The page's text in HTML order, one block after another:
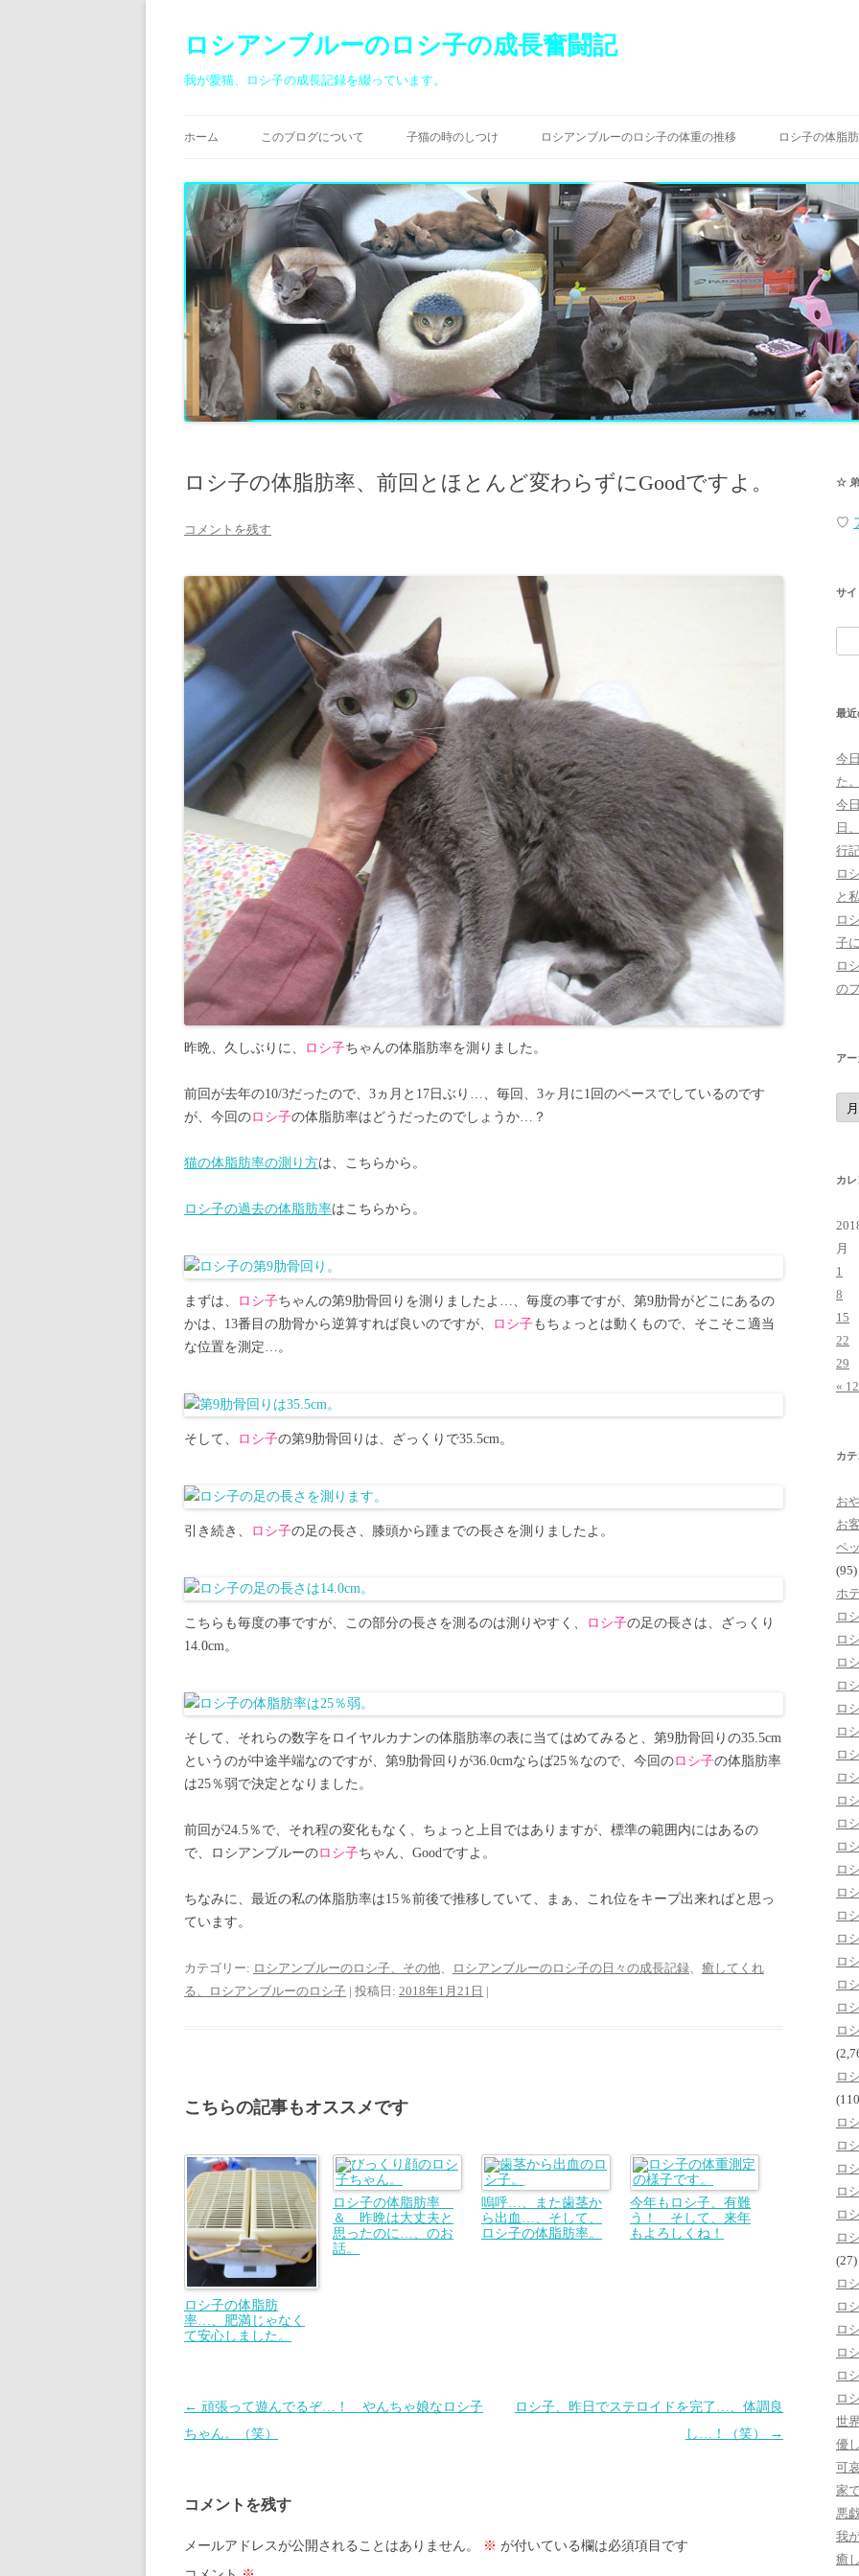
ロシアンブルーのロシ子の成長奮闘記
我が愛猫、ロシ子の成長記録を綴っています。
ン
へ
ス
キ
ッ
プ
ホーム このブログについて 子猫の時のしつけ ロシアンブルーのロシ子の体重の推移 ロシ子の体脂
ロシ子の体脂肪率、前回とほとんど変わらずにGoodですよ。
コメントを残す
昨晩、久しぶりに、 ロシ子ちゃんの体脂肪率を測りました。
前回が去年の10/3だったので、3ヵ月と17日ぶり…、毎回、3ヶ月に1回のペースでしているのです
が、今回のロシ子の体脂肪率はどうだったのでしょうか…？
猫の体脂肪率の測り方は、こちらから。
ロシ子の過去の体脂肪率はこちらから。
まずは、 ロシ子ちゃんの第9肋骨回りを測りましたよ…、毎度の事ですが、第9肋骨がどこにあるの
かは、13番目の肋骨から逆算すれば良いのですが、
ロシ子もちょっとは動くもので、そこそこ適当
な位置を測定…。
そして、 ロシ子の第9肋骨回りは、ざっくりで35.5cm。
引き続き、 ロシ子の足の長さ、膝頭から踵までの長さを測りましたよ。
こちらも毎度の事ですが、この部分の長さを測るのは測りやすく、 ロシ子の足の長さは、ざっくり
14.0cm。
そして、それらの数字をロイヤルカナンの体脂肪率の表に当てはめてみると、第9肋骨回りの35.5cm
というのが中途半端なのですが、第9肋骨回りが36.0cmならば25％なので、今回のロシ子の体脂肪率
は25％弱で決定となりました。
前回が24.5％で、それ程の変化もなく、ちょっと上目ではありますが、標準の範囲内にはあるの
で、ロシアンブルーのロシ子ちゃん、Goodですよ。
ちなみに、最近の私の体脂肪率は15％前後で推移していて、まぁ、これ位をキープ出来ればと思っ
ています。
カテゴリー: ロシアンブルーのロシ子、その他 ロシアンブルーのロシ子の日々の成長記録
癒してくれ
る、ロシアンブルーのロシ子 | 投稿日: 2018年1月21日 |
こちらの記事もオススメです
ロシ子の体脂肪
率…、肥満じゃなく
て安心しました。
ロシ子の体脂肪率
＆ 昨晩は大丈夫と
思ったのに…、のお
話。
嗚呼…、また歯茎か
ら出血…、そして、
ロシ子の体脂肪率。
今年もロシ子、有難
う！ そして、来年
もよろしくね！
投
稿
ゲ
ー
シ
← 頑張って遊んでるぞ…！ やんちゃ娘なロシ子
ちゃん。（笑）
ロシ子、昨日でステロイドを完了…、体調良
し…！（笑）
→
コメントを残す
メールアドレスが公開されることはありません。 ※ が付いている欄は必須項目です
☆ 弟
♡
サイ
索:
最近
今
た
今
日
行
ロ
と
ロ
子
ロ
の
ア
ア
ー
カ
カ
月
1
8
15
22
29
«
カ
お
お
ペ
(95)
ホ
ロ
ロ
ロ
ロ
ロ
ロ
ロ
ロ
ロ
ロ
ロ
ロ
ロ
ロ
ロ
ロ
ロ
ロ
ロ
ロ
ロ
ロ
ロ
ロ
ロ
ロ
(27)
ロ
ロ
ロ
ロ
ロ
ロ
世
優
可
家
悪
我
癒